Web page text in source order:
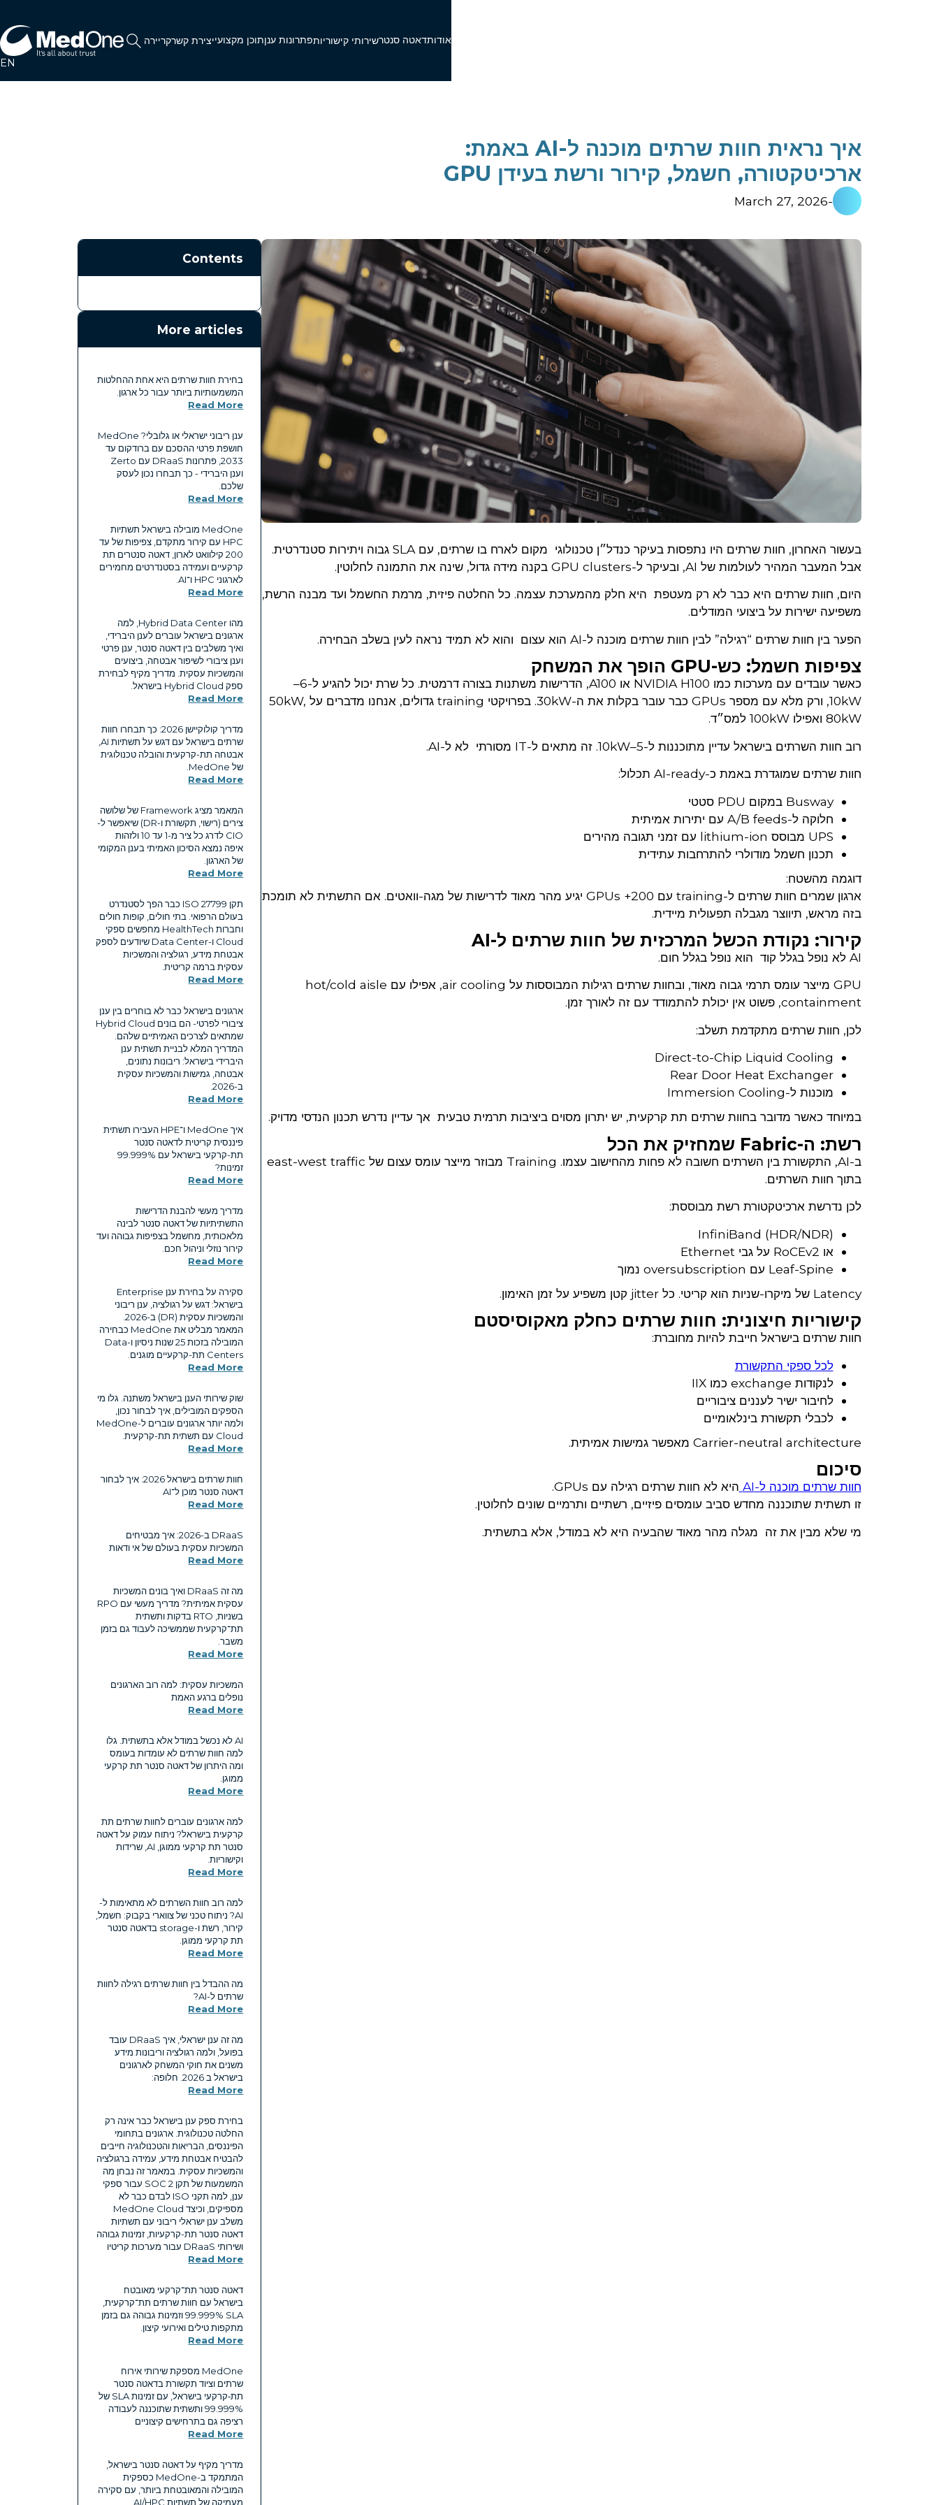
אודותדאטה סנטרשירותי קישוריותפתרונות ענןתוכן מקצועייצירת קשרקריירה
EN
איך נראית חוות שרתים מוכנה ל-AI באמת:
ארכיטקטורה, חשמל, קירור ורשת בעידן GPU
-
March 27, 2026
בעשור האחרון, חוות שרתים היו נתפסות בעיקר כנדל״ן טכנולוגי מקום לארח בו שרתים, עם SLA גבוה ויתירות סטנדרטית.
אבל המעבר המהיר לעולמות של AI, ובעיקר ל-GPU clusters בקנה מידה גדול, שינה את התמונה לחלוטין.
היום, חוות שרתים היא כבר לא רק מעטפת היא חלק מהמערכת עצמה. כל החלטה פיזית, מרמת החשמל ועד מבנה הרשת,
משפיעה ישירות על ביצועי המודלים.
הפער בין חוות שרתים “רגילה” לבין חוות שרתים מוכנה ל-AI הוא עצום והוא לא תמיד נראה לעין בשלב הבחירה.
צפיפות חשמל: כש-GPU הופך את המשחק
כאשר עובדים עם מערכות כמו NVIDIA H100 או A100, הדרישות משתנות בצורה דרמטית. כל שרת יכול להגיע ל-6–
10kW, ורק מלא עם מספר GPUs כבר עובר בקלות את ה-30kW. בפרויקטי training גדולים, אנחנו מדברים על 50kW,
80kW ואפילו 100kW למס״ד.
רוב חוות השרתים בישראל עדיין מתוכננות ל-5–10kW. זה מתאים ל-IT מסורתי לא ל-AI.
חוות שרתים שמוגדרת באמת כ-AI-ready תכלול:
Busway במקום PDU סטטי
חלוקה ל-A/B feeds עם יתירות אמיתית
UPS מבוסס lithium-ion עם זמני תגובה מהירים
תכנון חשמל מודולרי להתרחבות עתידית
דוגמה מהשטח:
ארגון שמרים חוות שרתים ל-training עם 200+ GPUs יגיע מהר מאוד לדרישות של מגה-וואטים. אם התשתית לא תומכת
בזה מראש, תיווצר מגבלה תפעולית מיידית.
קירור: נקודת הכשל המרכזית של חוות שרתים ל-AI
AI לא נופל בגלל קוד הוא נופל בגלל חום.
GPU מייצר עומס תרמי גבוה מאוד, ובחוות שרתים רגילות המבוססות על air cooling, אפילו עם hot/cold aisle
containment, פשוט אין יכולת להתמודד עם זה לאורך זמן.
לכן, חוות שרתים מתקדמת תשלב:
Direct-to-Chip Liquid Cooling
Rear Door Heat Exchanger
מוכנות ל-Immersion Cooling
במיוחד כאשר מדובר בחוות שרתים תת קרקעית, יש יתרון מסוים ביציבות תרמית טבעית אך עדיין נדרש תכנון הנדסי מדויק.
רשת: ה-Fabric שמחזיק את הכל
ב-AI, התקשורת בין השרתים חשובה לא פחות מהחישוב עצמו. Training מבוזר מייצר עומס עצום של east-west traffic
בתוך חוות השרתים.
לכן נדרשת ארכיטקטורת רשת מבוססת:
InfiniBand (HDR/NDR)
או RoCEv2 על גבי Ethernet
Leaf-Spine עם oversubscription נמוך
Latency של מיקרו-שניות הוא קריטי. כל jitter קטן משפיע על זמן האימון.
קישוריות חיצונית: חוות שרתים כחלק מאקוסיסטם
חוות שרתים בישראל חייבת להיות מחוברת:
לכל ספקי התקשורת
לנקודות exchange כמו IIX
לחיבור ישיר לעננים ציבוריים
לכבלי תקשורת בינלאומיים
Carrier-neutral architecture מאפשר גמישות אמיתית.
סיכום
חוות שרתים מוכנה ל-AI
היא לא חוות שרתים רגילה עם GPUs.
זו תשתית שתוכננה מחדש סביב עומסים פיזיים, רשתיים ותרמיים שונים לחלוטין.
מי שלא מבין את זה מגלה מהר מאוד שהבעיה היא לא במודל, אלא בתשתית.
Contents
More articles
בחירת חוות שרתים היא אחת ההחלטות
המשמעותיות ביותר עבור כל ארגון.
Read More
ענן ריבוני ישראלי או גלובלי? MedOne
חושפת פרטי ההסכם עם ברודקום עד
2033, פתרונות DRaaS עם Zerto
וענן היברידי - כך תבחרו נכון לעסק
שלכם.
Read More
MedOne מובילה בישראל תשתיות
HPC עם קירור מתקדם, צפיפות של עד
200 קילוואט לארון, דאטה סנטרים תת
קרקעיים ועמידה בסטנדרטים מחמירים
לארגוני HPC ו־AI.
Read More
מהו Hybrid Data Center, למה
ארגונים בישראל עוברים לענן היברידי,
ואיך משלבים בין דאטה סנטר, ענן פרטי
וענן ציבורי לשיפור אבטחה, ביצועים
והמשכיות עסקית. מדריך מקיף לבחירת
ספק Hybrid Cloud בישראל.
Read More
מדריך קולוקיישן 2026: כך תבחרו חוות
שרתים בישראל עם דגש על תשתיות AI,
אבטחה תת-קרקעית והובלה טכנולוגית
של MedOne.
Read More
המאמר מציג Framework של שלושה
צירים (רישוי, תקשורת ו-DR) שיאפשר ל-
CIO לדרג כל ציר מ-1 עד 10 ולזהות
איפה נמצא הסיכון האמיתי בענן המקומי
של הארגון.
Read More
תקן ISO 27799 כבר הפך לסטנדרט
בעולם הרפואי. בתי חולים, קופות חולים
וחברות HealthTech מחפשים ספקי
Cloud ו-Data Center שיודעים לספק
אבטחת מידע, רגולציה והמשכיות
עסקית ברמה קריטית.
Read More
ארגונים בישראל כבר לא בוחרים בין ענן
ציבורי לפרטי- הם בונים Hybrid Cloud
שמתאים לצרכים האמיתיים שלהם.
המדריך המלא לבניית תשתית ענן
היברידי בישראל: ריבונות נתונים,
אבטחה, גמישות והמשכיות עסקית
ב-2026.
Read More
איך MedOne ו־HPE העבירו תשתית
פיננסית קריטית לדאטה סנטר
תת-קרקעי בישראל עם ‎99.999%‎
זמינות?
Read More
מדריך מעשי להבנת הדרישות
התשתיתיות של דאטה סנטר לבינה
מלאכותית, מחשמל בצפיפות גבוהה ועד
קירור נוזלי וניהול חכם.
Read More
סקירה על בחירת ענן Enterprise
בישראל: דגש על רגולציה, ענן ריבוני
והמשכיות עסקית (DR) ב-2026.
המאמר מבליט את MedOne כבחירה
המובילה בזכות 25 שנות ניסיון ו-Data
Centers תת-קרקעיים מוגנים.
Read More
שוק שירותי הענן בישראל משתנה. גלו מי
הספקים המובילים, איך לבחור נכון,
ולמה יותר ארגונים עוברים ל-MedOne
Cloud עם תשתית תת-קרקעית.
Read More
חוות שרתים בישראל 2026: איך לבחור
דאטה סנטר מוכן ל־AI
Read More
DRaaS ב-2026: איך מבטיחים
המשכיות עסקית בעולם של אי ודאות
Read More
מה זה DRaaS ואיך בונים המשכיות
עסקית אמיתית? מדריך מעשי עם RPO
בשניות, RTO בדקות ותשתית
תת־קרקעית שממשיכה לעבוד גם בזמן
משבר.
Read More
המשכיות עסקית: למה רוב הארגונים
נופלים ברגע האמת
Read More
AI לא נכשל במודל אלא בתשתית. גלו
למה חוות שרתים לא עומדות בעומס
ומה היתרון של דאטה סנטר תת קרקעי
ממוגן.
Read More
למה ארגונים עוברים לחוות שרתים תת
קרקעית בישראל? ניתוח עמוק על דאטה
סנטר תת קרקעי ממוגן, AI, שרידות
וקישוריות.
Read More
למה רוב חוות השרתים לא מתאימות ל-
AI? ניתוח טכני של צווארי בקבוק: חשמל,
קירור, רשת ו-storage בדאטה סנטר
תת קרקעי ממוגן.
Read More
מה ההבדל בין חוות שרתים רגילה לחוות
שרתים ל-AI?
Read More
מה זה ענן ישראלי, איך DRaaS עובד
בפועל, ולמה רגולציה וריבונות מידע
משנים את חוקי המשחק לארגונים
בישראל ב 2026. חלופה:
Read More
בחירת ספק ענן בישראל כבר אינה רק
החלטה טכנולוגית. ארגונים בתחומי
הפיננסים, הבריאות והטכנולוגיה חייבים
להבטיח אבטחת מידע, עמידה ברגולציה
והמשכיות עסקית. במאמר זה נבחן מה
המשמעות של תקן SOC 2 עבור ספקי
ענן, למה תקני ISO לבדם כבר לא
מספיקים, וכיצד MedOne Cloud
משלב ענן ישראלי ריבוני עם תשתיות
דאטה סנטר תת-קרקעיות, זמינות גבוהה
ושירותי DRaaS עבור מערכות קריטיו
Read More
דאטה סנטר תת־קרקעי מאובטח
בישראל עם חוות שרתים תת־קרקעית,
SLA ‏99.999% וזמינות גבוהה גם בזמן
מתקפות טילים ואירועי קיצון.
Read More
MedOne מספקת שירותי אירוח
שרתים וציוד תקשורת בדאטה סנטר
תת‑קרקעי בישראל, עם זמינות SLA של
99.999% ותשתית שתוכננה לעבודה
רציפה גם בתרחישים קיצוניים
Read More
מדריך מקיף על דאטה סנטר בישראל,
המתמקד ב-MedOne כספקית
המובילה והמאובטחת ביותר, עם סקירה
מעמיקה של תשתיות AI/HPC,